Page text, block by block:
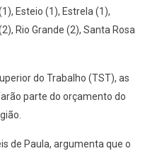
Esteio (1), Estrela (1),
Rio Grande (2), Santa Rosa
do Trabalho (TST), as
parte do orçamento do
de Paula, argumenta que o